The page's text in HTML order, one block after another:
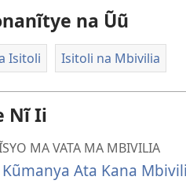
na Ũũ
Isitoli Isitoli na Mbivilia
Nĩ Ii
MA VATA MA MBIVILIA
Ata Kana